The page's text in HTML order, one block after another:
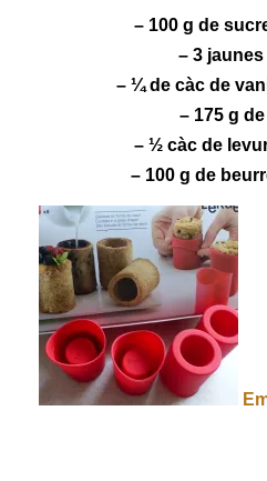
– 100 g de
– 3
– ¼ de càc de
– 175 g
– ½ càc de
– 100 g de